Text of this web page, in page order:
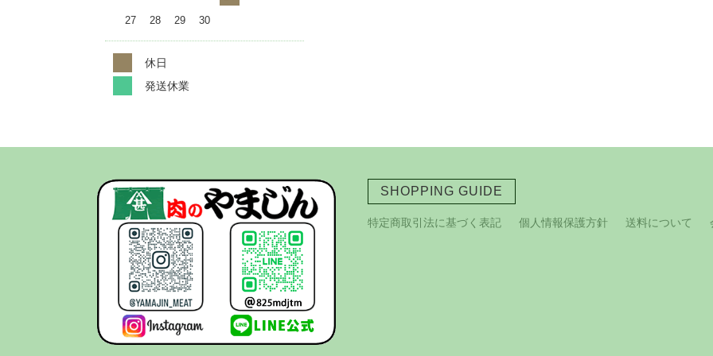
27 28 29 30
休日
発送休業
SHOPPING GUIDE
特定商取引法に基づく表記 個人情報保護方針 送料について